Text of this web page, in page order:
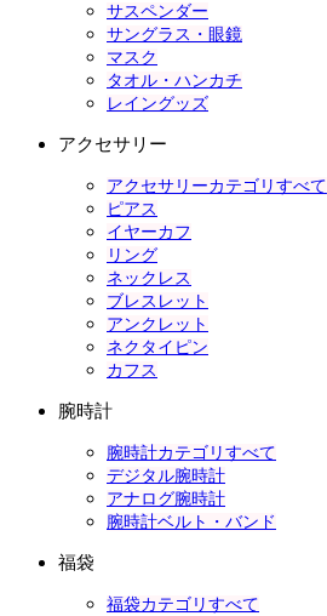
サスペンダー
サングラス・眼鏡
マスク
タオル・ハンカチ
レイングッズ
アクセサリー
アクセサリーカテゴリすべて
ピアス
イヤーカフ
リング
ネックレス
ブレスレット
アンクレット
ネクタイピン
カフス
腕時計
腕時計カテゴリすべて
デジタル腕時計
アナログ腕時計
腕時計ベルト・バンド
福袋
福袋カテゴリすべて